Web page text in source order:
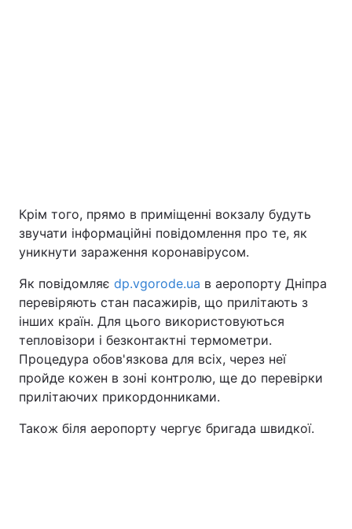
Крім того, прямо в приміщенні вокзалу будуть
звучати інформаційні повідомлення про те, як
уникнути зараження коронавірусом.
Як повідомляє dp.vgorode.ua в аеропорту Дніпра
перевіряють стан пасажирів, що прилітають з
інших країн. Для цього використовуються
тепловізори і безконтактні термометри.
Процедура обов'язкова для всіх, через неї
пройде кожен в зоні контролю, ще до перевірки
прилітаючих прикордонниками.
Також біля аеропорту чергує бригада швидкої.